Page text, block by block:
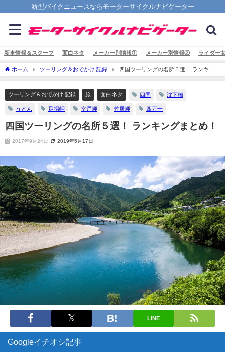
新型バイクニュースならモーターサイクルナビゲーター
新車情報＆スクープ 面白ネタ メーカー別情報① メーカー別情報② ライダー
ホーム ツーリング＆おでかけ 記録
四国ツーリングの名所５選！ ランキン
グまとめ！
ツーリング＆おでかけ 記録 旅 面白ネタ 四国 沈下橋
うどん 足摺岬 室戸岬 竹居岬 四万十
四国ツーリングの名所５選！ ランキングまとめ！
2017年9月24日 2019年5月17日
LINE
Googleイチオシ記事